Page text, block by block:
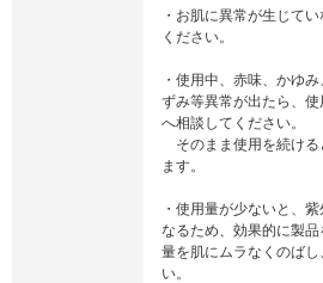
・お肌に異常が生じて
ください。
・使用中、赤味、かゆ
ずみ等異常が出たら、
へ相談してください。
そのまま使用を続ける
ます。
・使用量が少ないと、
なるため、効果的に製
量を肌にムラなくのば
い。